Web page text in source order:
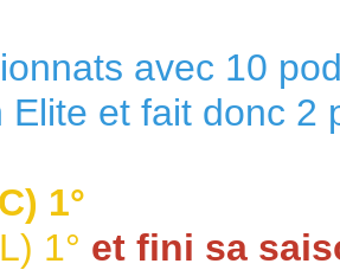
avec 10
et fait donc 2
1°
1° et fini sa